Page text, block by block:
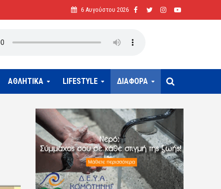
6 Αυγούστου 2026
ΑΘΛΗΤΙΚΑ LIFESTYLE ΔΙΑΦΟΡΑ